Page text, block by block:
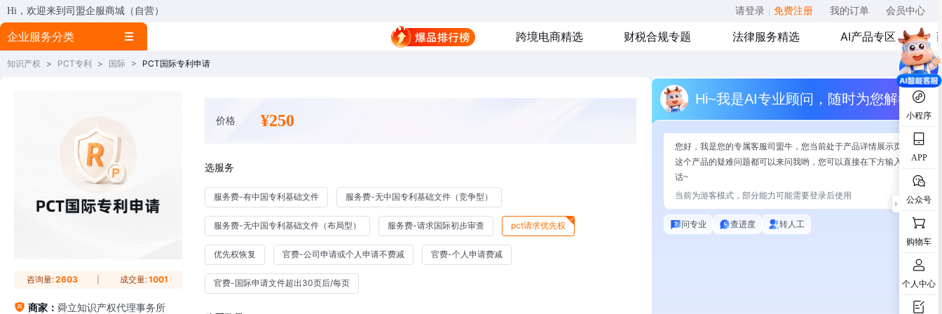
Hi，欢迎来到司盟企服商城（自营） 请登录 免费注册 我的订单 会员中心
小程序
APP
公众号
购物车
个人中心
企业服务分类 跨境电商精选 财税合规专题 法律服务精选 AI产品专区
知识产权 > PCT专利 > 国际 > PCT国际专利申请
咨询量:2603 成交量:1001
商家： 舜立知识产权代理事务所
价格 ¥250
选服务
服务费-有中国专利基础文件 服务费-无中国专利基础文件（竞争型）
服务费-无中国专利基础文件（布局型） 服务费-请求国际初步审查 pct请求优先权
优先权恢复 官费-公司申请或个人申请不费减 官费-个人申请费减
官费-国际申请文件超出30页后/每页
Hi~我是AI专业顾问，随时为您解答
您好，我是您的专属客服司盟牛，您当前处于产品详情展示页面，有关
这个产品的疑难问题都可以来问我哟，您可以直接在下方输入问题开始
话~
当前为游客模式，部分能力可能需要登录后使用
问专业 查进度 转人工